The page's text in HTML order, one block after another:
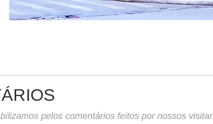
pelos comentários feitos por nossos